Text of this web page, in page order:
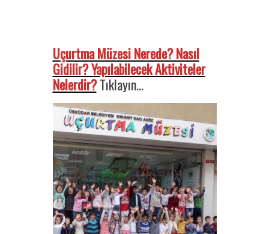
Uçurtma Müzesi Nerede? Nasıl
Gidilir? Yapılabilecek Aktiviteler
Nelerdir?Tıklayın…